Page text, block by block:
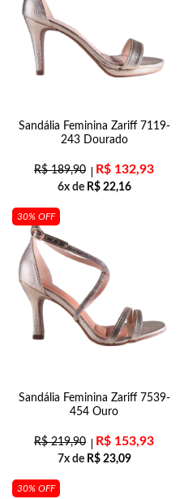
Sandália Feminina Zariff 7119-
243 Dourado
R$189,90 R$ 132,93
6x de R$22,16
30% OFF
Sandália Feminina Zariff 7539-
454 Ouro
R$219,90 R$ 153,93
7x de R$23,09
30% OFF